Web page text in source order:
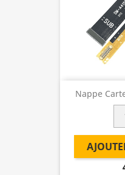
Nappe